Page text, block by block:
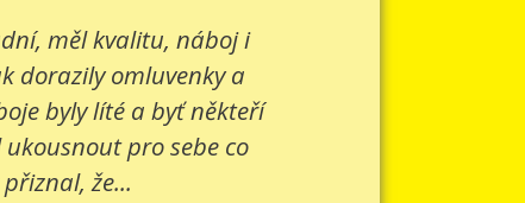
měl kvalitu, náboj i
dorazily omluvenky a
byly líté a byť někteří
pro sebe co
že...